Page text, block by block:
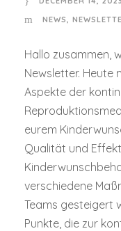
NEWS
Hallo zusammen,
Newsletter. Heute
Aspekte der
eurem
Qualität und
verschiedene
Teams gesteigert
Punkte, die zur